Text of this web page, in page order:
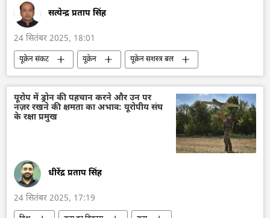
सत्येन्द्र प्रताप सिंह
24 सितंबर 2025, 18:01
यूक्रेन संकट यूक्रेन
यूक्रेन सशस्त्र बल
क्रेमलिन
क्रेमलिन के प्रवक्ता दिमित्री पेसकोव
अर्थव्यवस्था
रूसी अर्थव्यवस्था
सुरक्षा बल
विशेष सैन्य अभियान
राष्ट्रीय सुरक्षा
रूस
अमेरिका
यूरोप में ड्रोन की पहचान करने और उन पर
नज़र रखने की क्षमता का अभाव: यूरोपीय संघ
के रक्षा प्रमुख
धीरेंद्र प्रताप सिंह
24 सितंबर 2025, 17:19